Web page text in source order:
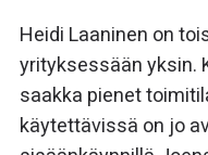
Heidi Laaninen on
yrityksessään yksin.
saakka pienet
käytettävissä on jo